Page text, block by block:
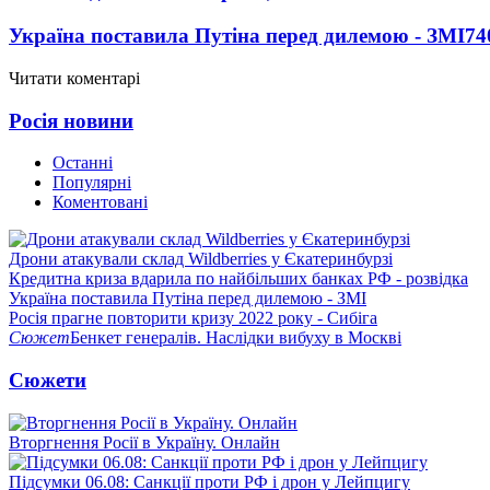
Україна поставила Путіна перед дилемою - ЗМІ
Читати коментарі
Росія новини
Останні
Популярні
Коментовані
Дрони атакували склад Wildberries у Єкатеринбурзі
Кредитна криза вдарила по найбільших банках РФ - розвідка
Україна поставила Путіна перед дилемою - ЗМІ
Росія прагне повторити кризу 2022 року - Сибіга
СюжетБенкет генералів. Наслідки вибуху в Москві
Сюжети
Вторгнення Росії в Україну. Онлайн
Підсумки 06.08: Санкції проти РФ і дрон у Лейпцигу